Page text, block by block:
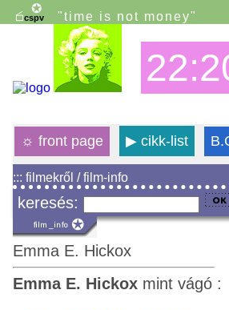
"time is not money"
☼ front page ▶cikk-list
::: filmekről / film-info
keresés:
Emma E. Hickox
Emma E. Hickoxmint vágó :